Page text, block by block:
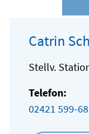
Catrin
Stellv.
Telefon:
02421 599-